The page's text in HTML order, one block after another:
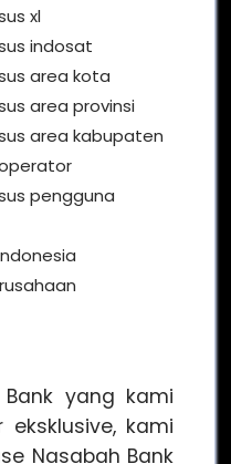
xl
indosat
area kota
area provinsi
area kabupaten
pengguna
yang kami
eksklusive, kami
Nasabah Bank